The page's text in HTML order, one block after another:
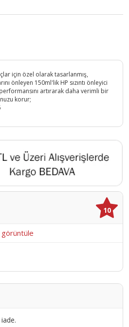
için özel olarak tasarlanmış,
önleyen 150ml'lik HP sızıntı önleyici
artırarak daha verimli bir
korur;
10
görüntüle